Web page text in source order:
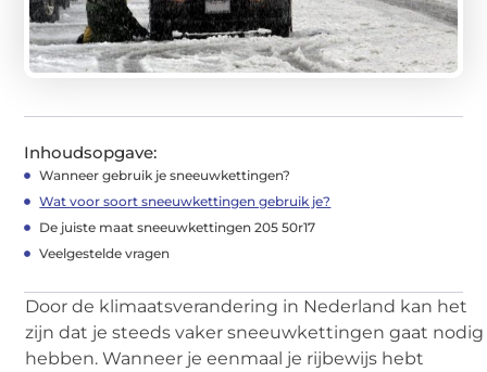
Inhoudsopgave:
Wanneer gebruik je sneeuwkettingen?
Wat voor soort sneeuwkettingen gebruik je?
De juiste maat sneeuwkettingen 205 50r17
Veelgestelde vragen
Door de klimaatsverandering in Nederland kan het
zijn dat je steeds vaker sneeuwkettingen gaat nodig
hebben. Wanneer je eenmaal je rijbewijs hebt